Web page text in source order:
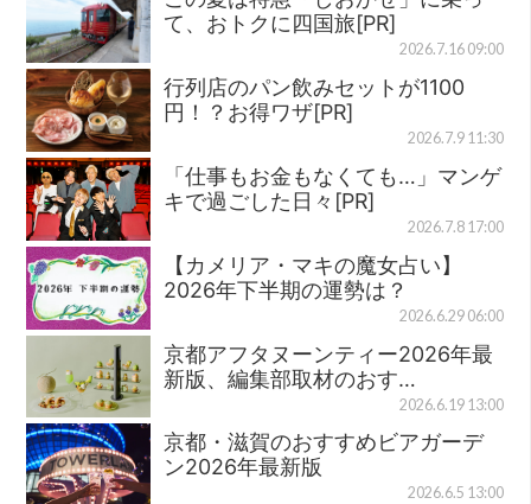
て、おトクに四国旅[PR]
2026.7.16 09:00
行列店のパン飲みセットが1100
円！？お得ワザ[PR]
2026.7.9 11:30
「仕事もお金もなくても…」マンゲ
キで過ごした日々[PR]
2026.7.8 17:00
【カメリア・マキの魔女占い】
2026年下半期の運勢は？
2026.6.29 06:00
京都アフタヌーンティー2026年最
新版、編集部取材のおす…
2026.6.19 13:00
京都・滋賀のおすすめビアガーデ
ン2026年最新版
2026.6.5 13:00